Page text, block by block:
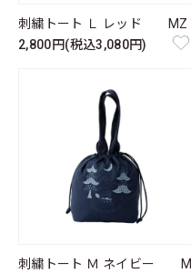
刺繍トート Ｌ レッド MZ
2,800円(税込3,080円)
刺繍トート Ｍ ネイビー M